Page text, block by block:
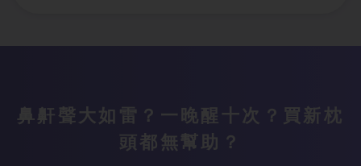
鼻鼾聲大如雷？一晚醒十次？買新枕
頭都無幫助？